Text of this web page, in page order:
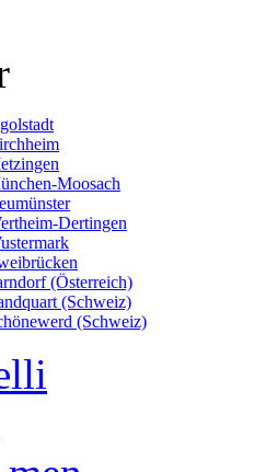
Moosach
Dertingen
(Österreich)
(Schweiz)
(Schweiz)